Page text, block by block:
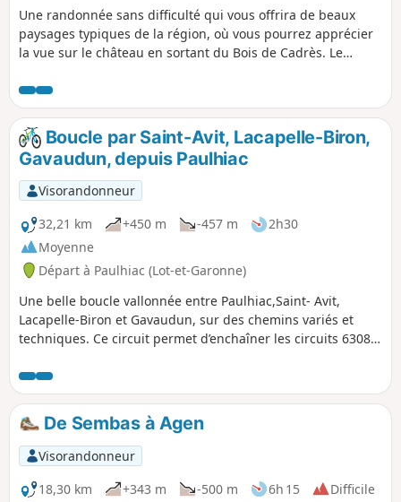
Une randonnée sans difficulté qui vous offrira de beaux
paysages typiques de la région, où vous pourrez apprécier
la vue sur le château en sortant du Bois de Cadrès. Le
les yeux. Pour ne rien gâcher le circuit est très bien balisé ;
flèches, trait Jaune et n°4 quand c'est nécessaire car il s'agit
du circuit n°4 parmi les quatre disponibles en partant du
village.Boucle par Saint-Avit, Lacapelle-Biron,
Gavaudun, depuis Paulhiac
Visorandonneur
32,21 km
+450 m -457 m
2h30
Moyenne
Départ à Paulhiac (Lot-et-Garonne)
Une belle boucle vallonnée entre Paulhiac,Saint- Avit,
Lacapelle-Biron et Gavaudun, sur des chemins variés et
techniques. Ce circuit permet d’enchaîner les circuits 6308
départ a lieu à Paulhiac.
De Sembas à Agen
Visorandonneur
18,30 km
+343 m -500 m 6h 15
Difficile